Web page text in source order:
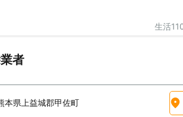
生活
者
本県上益城郡甲佐町